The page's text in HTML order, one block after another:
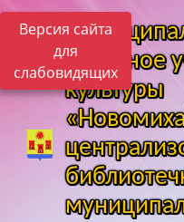
Версия сайта
для
слабовидящихказенное
культуры